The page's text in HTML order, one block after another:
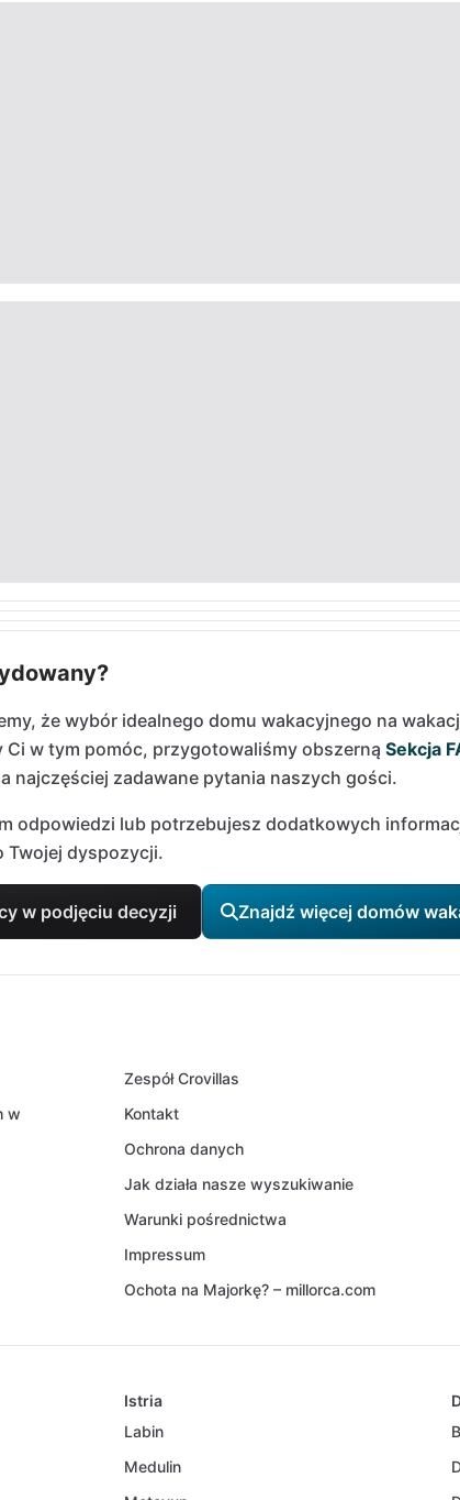
że wybór idealnego domu wakacyjnego na
Ci w tym pomóc, przygotowaliśmy obszerną Sekcja
najczęściej zadawane pytania naszych gości.
odpowiedzi lub potrzebujesz dodatkowych
Twojej dyspozycji.
w podjęciu decyzji Znajdź więcej domów
w
Zespół Crovillas
Kontakt
Ochrona danych
Jak działa nasze wyszukiwanie
Warunki pośrednictwa
Impressum
Ochota na Majorkę? – millorca.com
Istria
Labin
Medulin